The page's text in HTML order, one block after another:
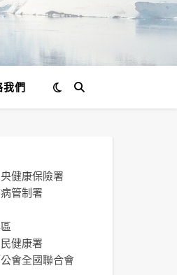
我們
健康保險署
管制署
健康署
會全國聯合會